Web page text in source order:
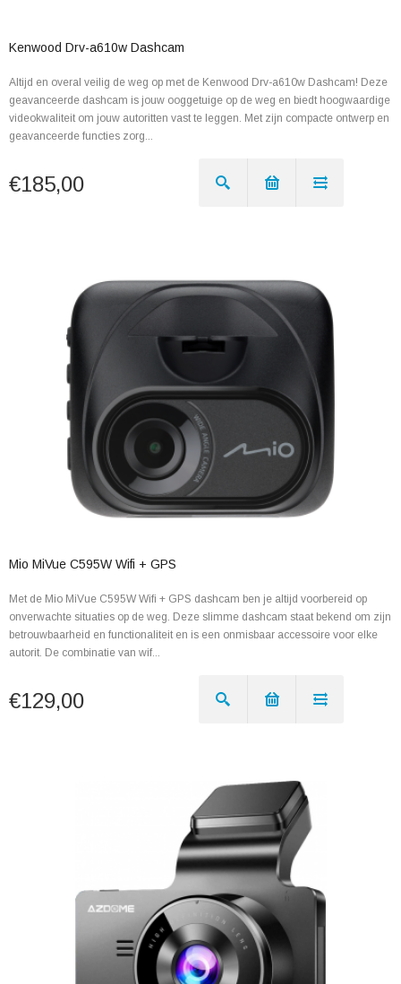
Kenwood Drv-a610w Dashcam
Altijd en overal veilig de weg op met de Kenwood Drv-a610w Dashcam! Deze
geavanceerde dashcam is jouw ooggetuige op de weg en biedt hoogwaardige
videokwaliteit om jouw autoritten vast te leggen. Met zijn compacte ontwerp en
geavanceerde functies zorg...
€185,00
Mio MiVue C595W Wifi + GPS
Met de Mio MiVue C595W Wifi + GPS dashcam ben je altijd voorbereid op
onverwachte situaties op de weg. Deze slimme dashcam staat bekend om zijn
betrouwbaarheid en functionaliteit en is een onmisbaar accessoire voor elke
autorit. De combinatie van wif...
€129,00